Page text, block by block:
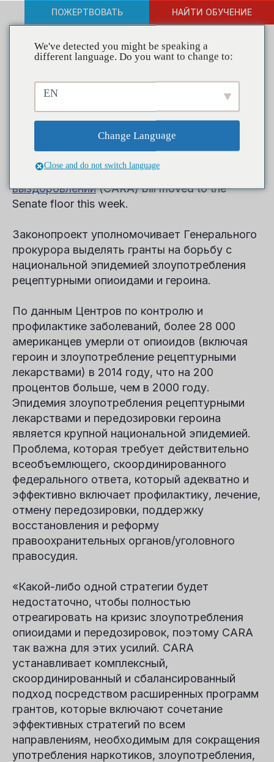
ПОЖЕРТВОВАТЬ НАЙТИ ОБУЧЕНИЕ
CADCA Asks Coalitions to
Continue Your CARA
Комплексный закон о зависимости и
выздоровлении(CARA) bill moved to the
Senate floor this week.
Законопроект уполномочивает Генерального
прокурора выделять гранты на борьбу с
национальной эпидемией злоупотребления
рецептурными опиоидами и героина.
По данным Центров по контролю и
профилактике заболеваний, более 28 000
американцев умерли от опиоидов (включая
героин и злоупотребление рецептурными
лекарствами) в 2014 году, что на 200
процентов больше, чем в 2000 году.
Эпидемия злоупотребления рецептурными
лекарствами и передозировки героина
является крупной национальной эпидемией.
Проблема, которая требует действительно
всеобъемлющего, скоординированного
федерального ответа, который адекватно и
эффективно включает профилактику, лечение,
отмену передозировки, поддержку
восстановления и реформу
правоохранительных органов/уголовного
правосудия.
«Какой-либо одной стратегии будет
недостаточно, чтобы полностью
отреагировать на кризис злоупотребления
опиоидами и передозировок, поэтому CARA
так важна для этих усилий. CARA
устанавливает комплексный,
скоординированный и сбалансированный
подход посредством расширенных программ
грантов, которые включают сочетание
эффективных стратегий по всем
направлениям, необходимым для сокращения
употребления наркотиков, злоупотребления,
We've detected you might be speaking a
different language. Do you want to change to:
EN
Change Language
Close and do not switch language